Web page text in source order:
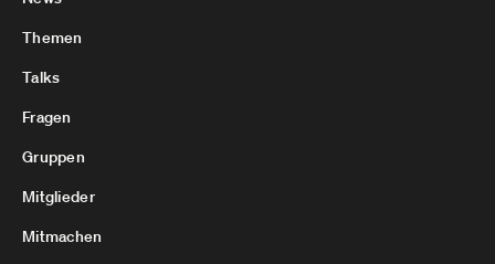
Themen
Talks
Fragen
Gruppen
Mitglieder
Mitmachen